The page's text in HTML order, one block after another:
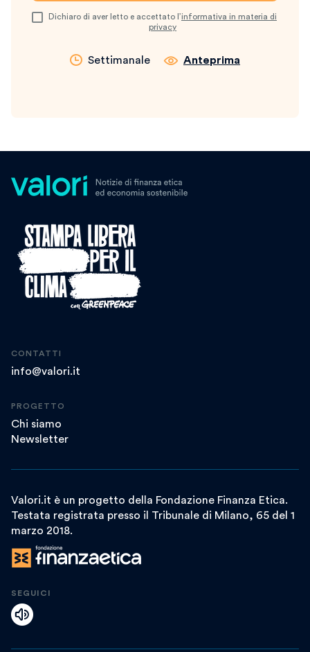
Dichiaro di aver letto e accettato l’informativa in materia di
privacy
Settimanale Anteprima
CONTATTI
info@valori.it
PROGETTO
Chi siamo
Newsletter
Valori.it è un progetto della Fondazione Finanza Etica.
Testata registrata presso il Tribunale di Milano, 65 del 1
marzo 2018.
SEGUICI